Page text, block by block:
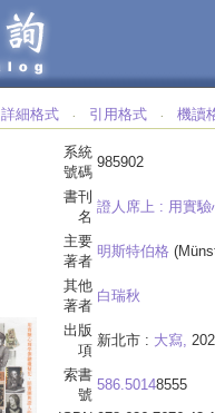
詳細格式 ‧ 引用格式 ‧ 機讀
系統
號碼
985902
書刊
名
證人席上 : 用實
主要
著者
明斯特伯格
其他
著者
白瑞秋
出版
項
新北市 : 大寫,
索書
號
586.50148555